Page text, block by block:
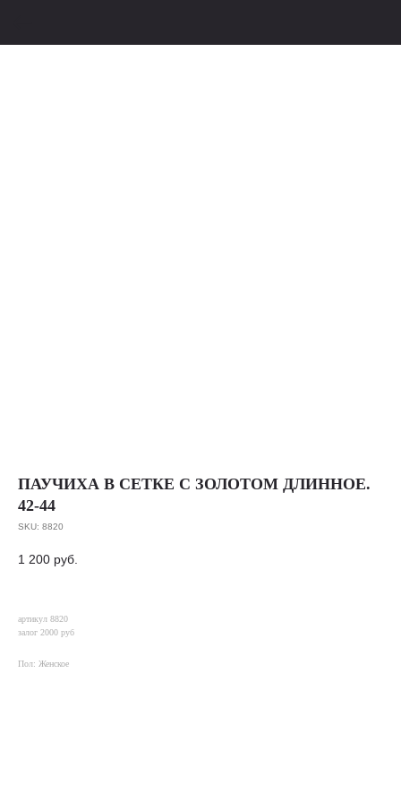
ПАУЧИХА В СЕТКЕ С ЗОЛОТОМ ДЛИННОЕ.
42-44
SKU: 8820
1 200 руб.
артикул 8820
залог 2000 руб
Пол: Женское